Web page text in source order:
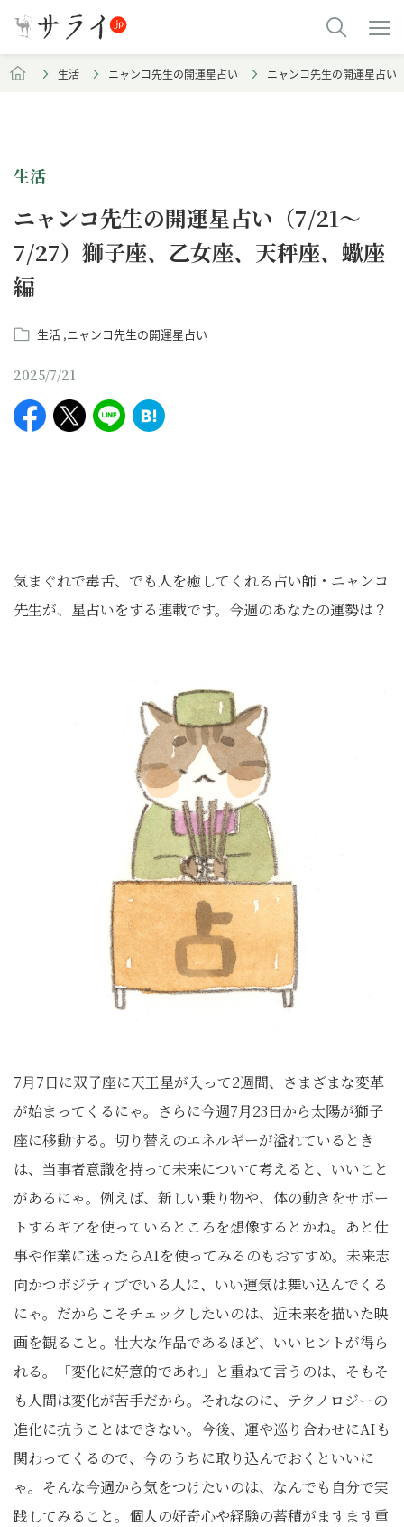
生活 ニャンコ先生の開運星占い ニャンコ先生の開運星占
生活
ニャンコ先生の開運星占い（7/21～
7/27）獅子座、乙女座、天秤座、蠍座
編
生活 ニャンコ先生の開運星占い
2025/7/21
気まぐれで毒舌、でも人を癒してくれる占い師・ニャンコ
先生が、星占いをする連載です。今週のあなたの運勢は？
7月7日に双子座に天王星が入って2週間、さまざまな変革
が始まってくるにゃ。さらに今週7月23日から太陽が獅子
座に移動する。切り替えのエネルギーが溢れているとき
は、当事者意識を持って未来について考えると、いいこと
があるにゃ。例えば、新しい乗り物や、体の動きをサポー
トするギアを使っているところを想像するとかね。あと仕
事や作業に迷ったらAIを使ってみるのもおすすめ。未来志
向かつポジティブでいる人に、いい運気は舞い込んでくる
にゃ。だからこそチェックしたいのは、近未来を描いた映
画を観ること。壮大な作品であるほど、いいヒントが得ら
れる。「変化に好意的であれ」と重ねて言うのは、そもそ
も人間は変化が苦手だから。それなのに、テクノロジーの
進化に抗うことはできない。今後、運や巡り合わせにAIも
関わってくるので、今のうちに取り込んでおくといいに
ゃ。そんな今週から気をつけたいのは、なんでも自分で実
践してみること。個人の好奇心や経験の蓄積がますます重